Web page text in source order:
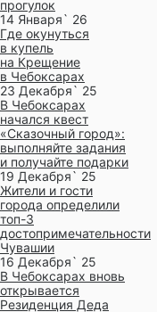
прогулок
14 Января` 26
Где окунуться
в купель
на Крещение
в Чебоксарах
23 Декабря` 25
В Чебоксарах
начался квест
«Сказочный город»:
выполняйте задания
и получайте подарки
19 Декабря` 25
Жители и гости
города определили
топ-3
достопримечательности
Чувашии
16 Декабря` 25
В Чебоксарах вновь
открывается
Резиденция Деда